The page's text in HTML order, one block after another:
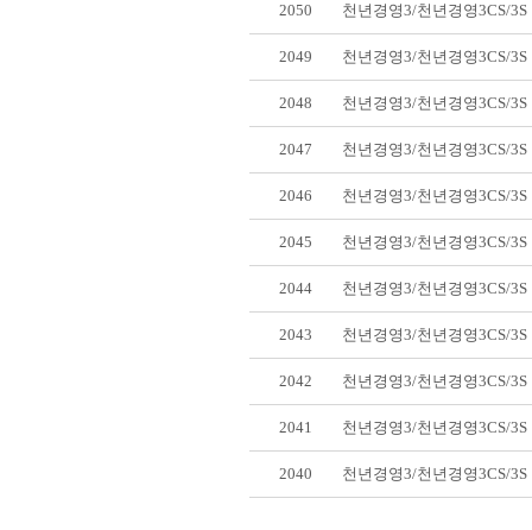
2050 천년경영3/천년경영3CS/
2049 천년경영3/천년경영3CS/
2048 천년경영3/천년경영3CS/
2047 천년경영3/천년경영3CS/
2046 천년경영3/천년경영3CS/
2045 천년경영3/천년경영3CS/
2044 천년경영3/천년경영3CS/
2043 천년경영3/천년경영3CS/
2042 천년경영3/천년경영3CS/
2041 천년경영3/천년경영3CS/
2040 천년경영3/천년경영3CS/